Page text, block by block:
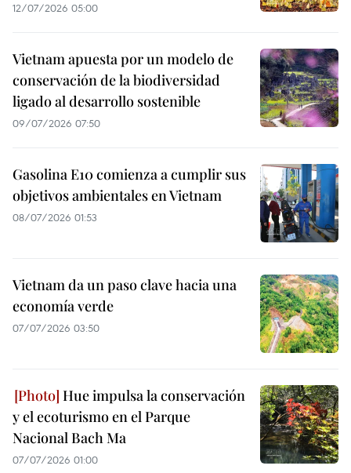
12/07/2026 05:00
Vietnam apuesta por un modelo de
conservación de la biodiversidad
ligado al desarrollo sostenible
09/07/2026 07:50
Gasolina E10 comienza a cumplir sus
objetivos ambientales en Vietnam
08/07/2026 01:53
Vietnam da un paso clave hacia una
economía verde
07/07/2026 03:50
Hue impulsa la conservación
y el ecoturismo en el Parque
Nacional Bach Ma
07/07/2026 01:00